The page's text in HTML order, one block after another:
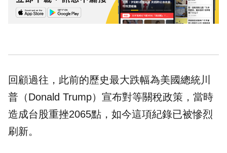
回顧過往，此前的歷史最大跌幅為美國總統川
普（Donald Trump）宣布對等關稅政策，當時
造成台股重挫2065點，如今這項紀錄已被慘烈
刷新。